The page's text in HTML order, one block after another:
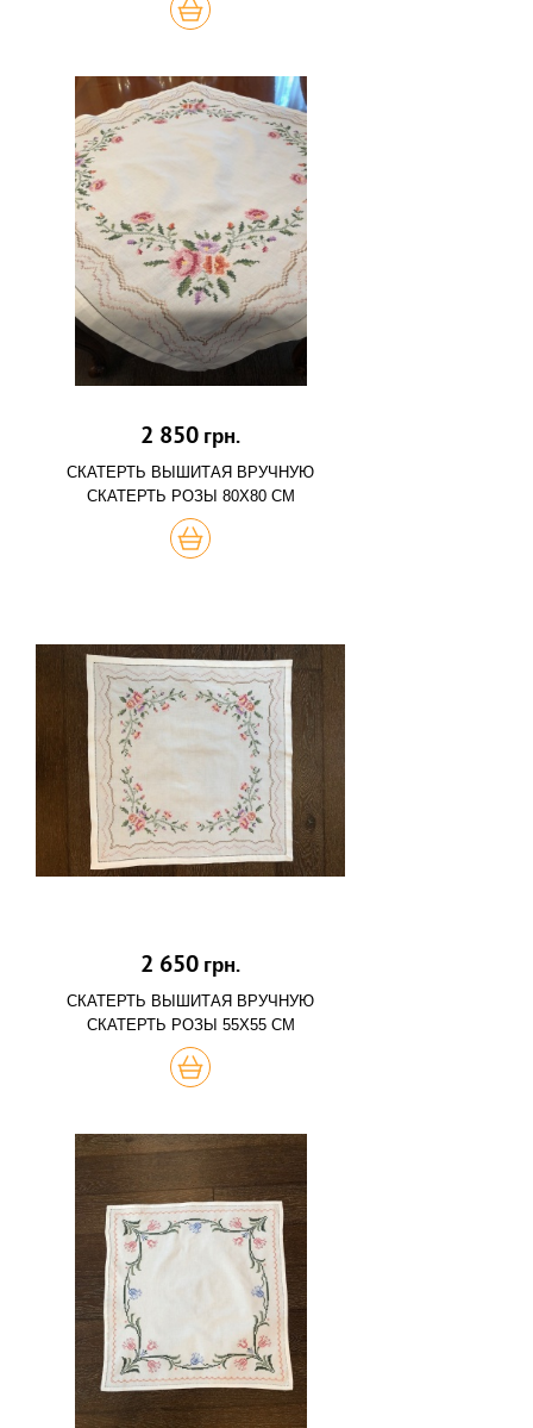
КУПИТЬ
2 850 грн.
СКАТЕРТЬ ВЫШИТАЯ ВРУЧНУЮ
СКАТЕРТЬ РОЗЫ 80Х80 СМ
КУПИТЬ
2 650 грн.
СКАТЕРТЬ ВЫШИТАЯ ВРУЧНУЮ
СКАТЕРТЬ РОЗЫ 55Х55 СМ
КУПИТЬ